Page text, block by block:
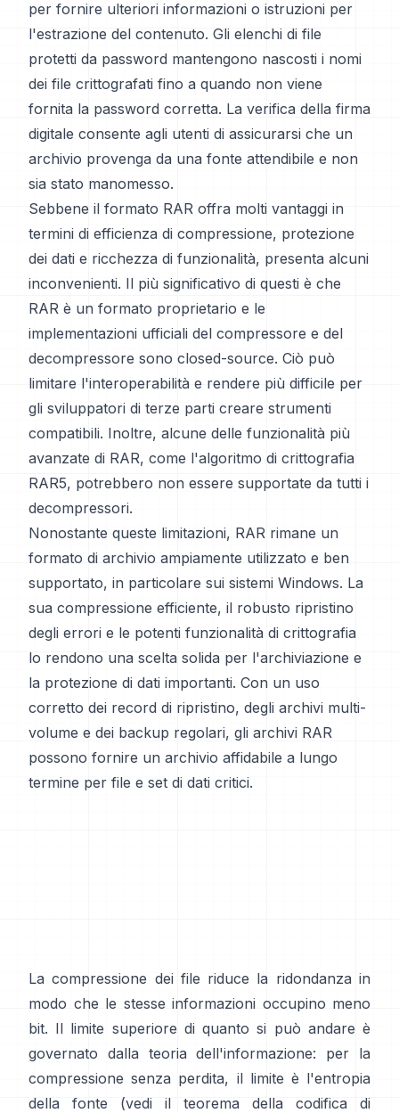
per fornire ulteriori informazioni o istruzioni per
l'estrazione del contenuto. Gli elenchi di file
protetti da password mantengono nascosti i nomi
dei file crittografati fino a quando non viene
fornita la password corretta. La verifica della firma
digitale consente agli utenti di assicurarsi che un
archivio provenga da una fonte attendibile e non
sia stato manomesso.
Sebbene il formato RAR offra molti vantaggi in
termini di efficienza di compressione, protezione
dei dati e ricchezza di funzionalità, presenta alcuni
inconvenienti. Il più significativo di questi è che
RAR è un formato proprietario e le
implementazioni ufficiali del compressore e del
decompressore sono closed-source. Ciò può
limitare l'interoperabilità e rendere più difficile per
gli sviluppatori di terze parti creare strumenti
compatibili. Inoltre, alcune delle funzionalità più
avanzate di RAR, come l'algoritmo di crittografia
RAR5, potrebbero non essere supportate da tutti i
decompressori.
Nonostante queste limitazioni, RAR rimane un
formato di archivio ampiamente utilizzato e ben
supportato, in particolare sui sistemi Windows. La
sua compressione efficiente, il robusto ripristino
degli errori e le potenti funzionalità di crittografia
lo rendono una scelta solida per l'archiviazione e
la protezione di dati importanti. Con un uso
corretto dei record di ripristino, degli archivi multi-
volume e dei backup regolari, gli archivi RAR
possono fornire un archivio affidabile a lungo
termine per file e set di dati critici.
La compressione dei file riduce la ridondanza in
modo che le stesse informazioni occupino meno
bit. Il limite superiore di quanto si può andare è
governato dalla teoria dell'informazione: per la
compressione senza perdita, il limite è l'entropia
della fonte (vedi il
teorema della codifica di